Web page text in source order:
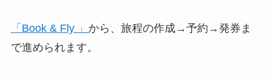
「Book & Fly 」 から、旅程の作成→予約→発券ま
で進められます。